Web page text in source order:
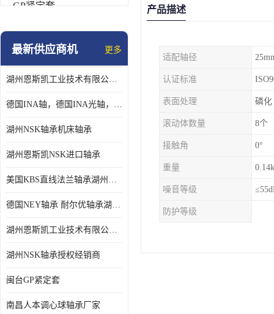
GP紧定套
SKF轴承
日本NSK进口轴承
德国INA进口轴承
最新供应商机 更多
湖州恩斯凯工业技术有限公司 湖州NSK轴承
德国INA轴，德国INA光轴，德国依纳光轴
湖州NSK轴承机床轴承
湖州恩斯凯NSK进口轴承
美国KBS直线法兰轴承湖州KBS轴承
德国NEY轴承 耐尔优轴承湖州代理商
湖州恩斯凯工业技术有限公司NSK轴承*经销商
湖州NSK轴承授权经销商
闽台GP紧定套
南昌人本调心球轴承厂家
产品描述
适配轴径
认证标准
表面处理 磷化
滚动体数量 8个
接触角 0°
重量
噪音等级
防护等级